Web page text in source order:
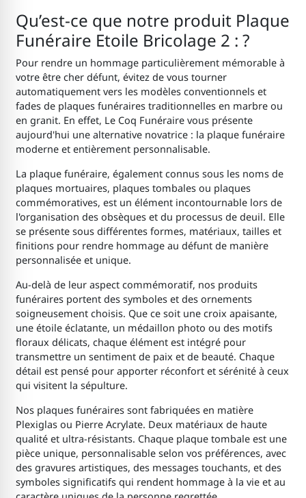
Qu’est-ce que notre produit Plaque
Funéraire Etoile Bricolage 2 : ?
Pour rendre un hommage particulièrement mémorable à
votre être cher défunt, évitez de vous tourner
automatiquement vers les modèles conventionnels et
fades de plaques funéraires traditionnelles en marbre ou
en granit. En effet, Le Coq Funéraire vous présente
aujourd'hui une alternative novatrice : la plaque funéraire
moderne et entièrement personnalisable.
La plaque funéraire, également connus sous les noms de
plaques mortuaires, plaques tombales ou plaques
commémoratives, est un élément incontournable lors de
l'organisation des obsèques et du processus de deuil. Elle
se présente sous différentes formes, matériaux, tailles et
finitions pour rendre hommage au défunt de manière
personnalisée et unique.
Au-delà de leur aspect commémoratif, nos produits
funéraires portent des symboles et des ornements
soigneusement choisis. Que ce soit une croix apaisante,
une étoile éclatante, un médaillon photo ou des motifs
floraux délicats, chaque élément est intégré pour
transmettre un sentiment de paix et de beauté. Chaque
détail est pensé pour apporter réconfort et sérénité à ceux
qui visitent la sépulture.
Nos plaques funéraires sont fabriquées en matière
Plexiglas ou Pierre Acrylate. Deux matériaux de haute
qualité et ultra-résistants. Chaque plaque tombale est une
pièce unique, personnalisable selon vos préférences, avec
des gravures artistiques, des messages touchants, et des
symboles significatifs qui rendent hommage à la vie et au